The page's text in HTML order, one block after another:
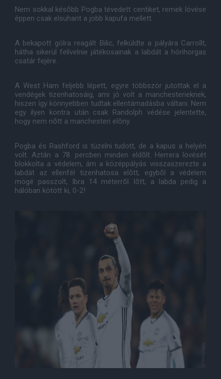
Nem sokkal késõbb Pogba tévedett centiket, remek lövése
éppen csak elsuhant a jobb kapufa mellett.
A bekapott gólra reagált Bilic, felküldte a pályára Carrollt,
hátha sikerül felívelnie játékosainak a labdát a hórihorgas
csatár fejére.
A West Ham feljebb lépett, egyre többször jutottak el a
vendégek tizenhatosáig, ami jó volt a manchesterieknek,
hiszen így könnyebben tudtak ellentámadásba váltani. Nem
egy ilyen kontra után csak Randolph védése jelentette,
hogy nem nõtt a manchesteri elõny.
Pogba és Rashford is tüzelni tudott, de a kapus a helyén
volt. Aztán a 78. percben minden eldõlt. Herrera lövését
blokkolta a védelem, ám a középpályás visszaszerezte a
labdát az ellenfél tizenhatosa elõtt, egybõl a védelem
mögé passzolt, Ibra 14 méterrõl lõtt, a labda pedig a
hálóban kötött ki, 0-2!